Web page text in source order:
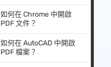
如何在 Chrome 中開啟
PDF 文件？
如何在 AutoCAD 中開啟
PDF 檔案？